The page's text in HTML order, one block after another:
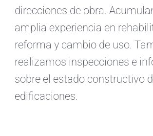
direcciones de obra.
amplia experiencia en
reforma y cambio de uso.
realizamos inspecciones e
sobre el estado constructivo
edificaciones.